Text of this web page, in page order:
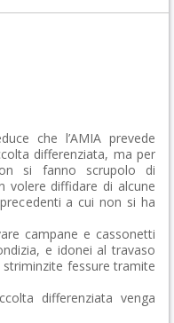
che l’AMIA prevede
differenziata, ma per
si fanno scrupolo di
volere diffidare di alcune
a cui non si ha
campane e cassonetti
e idonei al travaso
fessure tramite
differenziata venga